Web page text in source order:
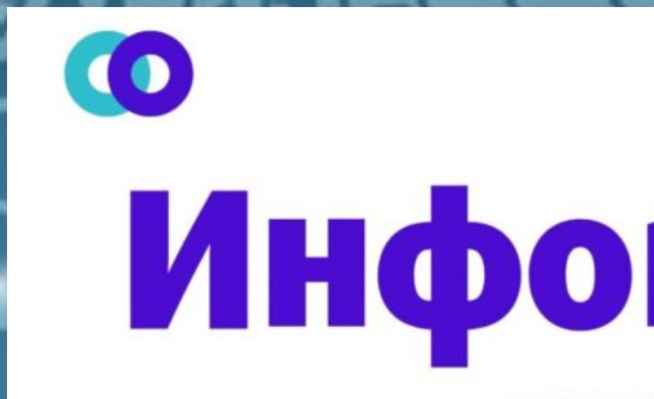
Перейти
к
содержимому